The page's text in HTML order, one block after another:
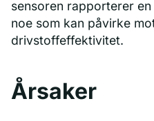
sensoren rapporterer
noe som kan påvirke
drivstoffeffektivitet.
Årsaker